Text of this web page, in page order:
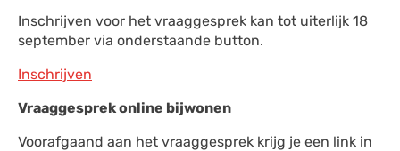
Inschrijven voor het vraaggesprek kan tot uiterlijk 18
september via onderstaande button.
Inschrijven
Vraaggesprek online bijwonen
Voorafgaand aan het vraaggesprek krijg je een link in